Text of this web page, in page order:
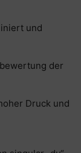
und
der
Druck und